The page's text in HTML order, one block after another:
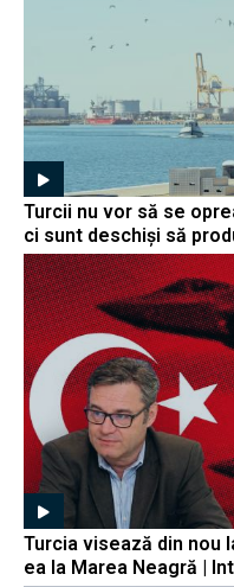
Turcii nu vor să se
ci sunt deschiși să
Turcia visează din nou
ea la Marea Neagră |